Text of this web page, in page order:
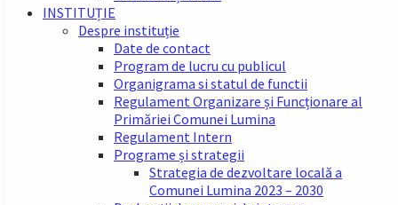
INSTITUȚIE
Despre instituție
Date de contact
Program de lucru cu publicul
Organigrama si statul de functii
Regulament Organizare și Funcționare al
Primăriei Comunei Lumina
Regulament Intern
Programe și strategii
Strategia de dezvoltare locală a
Comunei Lumina 2023 – 2030